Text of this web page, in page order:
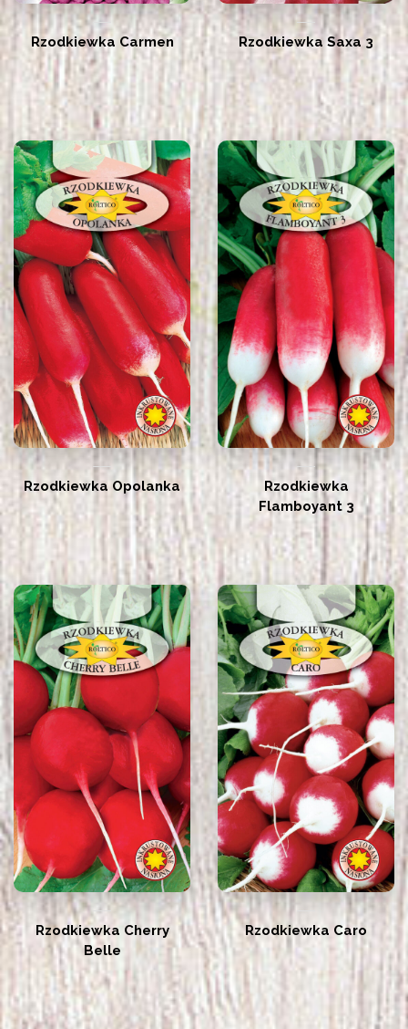
Rzodkiewka Carmen Rzodkiewka Saxa 3
Rzodkiewka Opolanka
Rzodkiewka
Flamboyant 3
Rzodkiewka Cherry
Belle
Rzodkiewka Caro